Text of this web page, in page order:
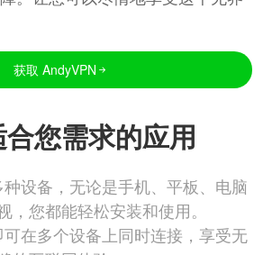
获取 AndyVPN
您需求的应用
设备，无论是手机、平板、电脑
，您都能轻松安装和使用。
在多个设备上同时连接，享受无